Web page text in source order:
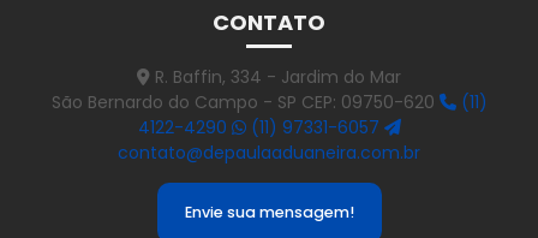
Empresa de importação de produtos
Empresa de licença de importação
Empresa de logística e transporte de cargas
Empresa que aplica benefícios fiscais de icms na importação
CONTATO
R. Baffin, 334 - Jardim do Mar
São Bernardo do Campo - SP CEP: 09750-620
(11)
4122-4290
(11) 97331-6057
contato@depaulaaduaneira.com.br
Envie sua mensagem!